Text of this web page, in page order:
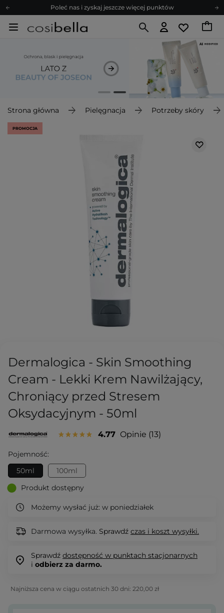
Poleć nas i zyskaj jeszcze więcej punktów
Zapisz się na newsletter pełen porad
Z nami to możliwe! Realizacja zamówienia do 24h.
Poleć nas i zyskaj jeszcze więcej punktów
Zapisz się na newsletter pełen porad
Strona główna Pielęgnacja Potrzeby skóry
PROMOCJA
Dermalogica - Skin Smoothing
Cream - Lekki Krem Nawilżający,
Chroniący przed Stresem
Oksydacyjnym - 50ml
4.77 Opinie 13
Pojemność:
50ml
100ml
Produkt dostępny
Możemy wysłać już: w poniedziałek
Darmowa wysyłka. Sprawdź czas i koszt wysyłki.
Sprawdź dostępność w punktach stacjonarnych
i odbierz za darmo.
Najniższa cena w ciągu ostatnich 30 dni: 220,00 zł